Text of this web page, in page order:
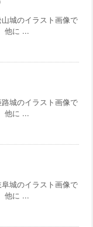
城のイラスト画像で
他に ...
城のイラスト画像で
他に ...
城のイラスト画像で
他に ...